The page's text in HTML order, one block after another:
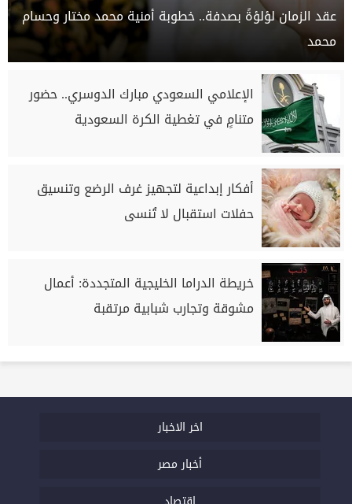
عقد الزمان لؤلؤةً بصدفة.. خطوبة أمنية محمد مختار وحسام
محمد
الإعلامي السعودي مبارك الدوسري.. حضور
متنامٍ في تغطية الكرة السعودية
أفكار إبداعية لتجهيز غرف الرضع وتنسيق
حفلات استقبال لا تُنسى
خريطة الدراما الخليجية المتجددة: أعمال
مشوقة وتجارب شبابية مرتقبة
اخر الاخبار
أخبار مصر